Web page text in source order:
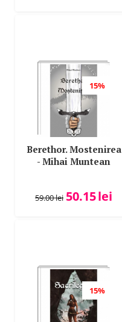
15%
Berethor. Mostenirea
- Mihai Muntean
59.00lei 50.15lei
15%